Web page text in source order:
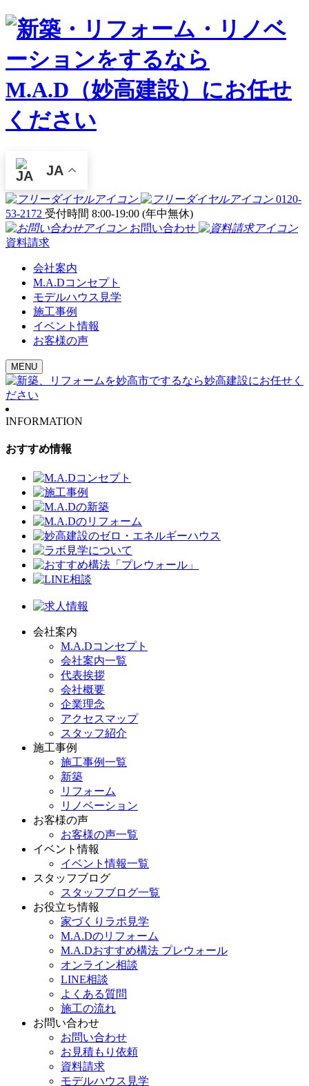
JA
0120-
53-2172 受付時間 8:00-19:00 (年中無休)
お問い合わせ
資料請求
会社案内
M.A.Dコンセプト
モデルハウス見学
施工事例
イベント情報
お客様の声
MENU
INFORMATION
おすすめ情報
会社案内
M.A.Dコンセプト
会社案内一覧
代表挨拶
会社概要
企業理念
アクセスマップ
スタッフ紹介
施工事例
施工事例一覧
新築
リフォーム
リノベーション
お客様の声
お客様の声一覧
イベント情報
イベント情報一覧
スタッフブログ
スタッフブログ一覧
お役立ち情報
家づくりラボ見学
M.A.Dのリフォーム
M.A.Dおすすめ構法 プレウォール
オンライン相談
LINE相談
よくある質問
施工の流れ
お問い合わせ
お問い合わせ
お見積もり依頼
資料請求
モデルハウス見学